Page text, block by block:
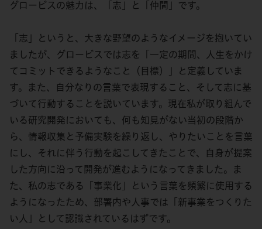
グロービスの魅力は、「志」と「仲間」です。
「志」というと、大きな野望のようなイメージを抱いてい
ましたが、グロービスでは志を「一定の期間、人生をかけ
てコミットできるようなこと（目標）」と定義していま
す。また、自分なりの言葉で表現すること、そして志に基
づいて行動することを説いています。現在私が取り組んで
いる研究開発においても、何も知見がない当初の段階か
ら、情報収集と予備実験を繰り返し、やりたいことを言葉
にし、それに伴う行動を起こしてきたことで、自身が提案
した方向に沿って開発が進むようになってきました。ま
た、私の志である「事業化」という言葉を頻繁に使用する
ようになったため、部署内や人事では「新事業をつくりた
い人」として認識されているはずです。